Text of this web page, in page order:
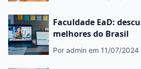
Faculdade EaD:
melhores do Brasil
Por admin em 11/07/2024